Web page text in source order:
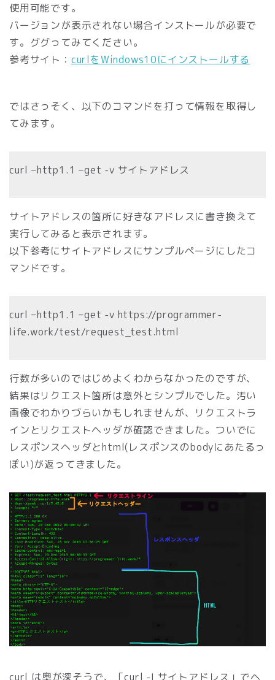
使用可能です。
バージョンが表示されない場合インストールが必要で
す。ググってみてください。
参考サイト： curlをWindows10にインストールする
ではさっそく、以下のコマンドを打って情報を取得し
てみます。
curl –http1.1 –get -v サイトアドレス
サイトアドレスの箇所に好きなアドレスに書き換えて
実行してみると表示されます。
以下参考にサイトアドレスにサンプルページにしたコ
マンドです。
curl –http1.1 –get -v https://programmer-
life.work/test/request_test.html
行数が多いのではじめよくわからなかったのですが、
結果はリクエスト箇所は意外とシンプルでした。汚い
画像でわかりづらいかもしれませんが、リクエストラ
インとリクエストヘッダが確認できました。ついでに
レスポンスヘッダとhtml(レスポンスのbodyにあたるっ
ぽい)が返ってきました。
curl は奥が深そうで、「curl -I サイトアドレス」でヘ